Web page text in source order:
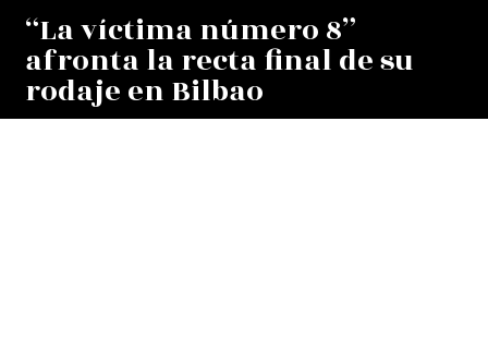
“La víctima número 8”
afronta la recta final de su
rodaje en Bilbao